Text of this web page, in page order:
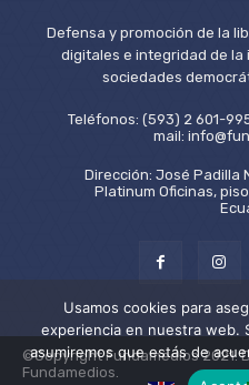
Defensa y promoción de la
digitales e integridad de
sociedades
Teléfonos: (593) 2 601-
mail:
Dirección: José Padilla
Platinum Oficinas,
©Copyright Fundamedios 2021.
Fundamedios.
Usamos cookies para
experiencia en nuestra web.
asumiremos que estás de